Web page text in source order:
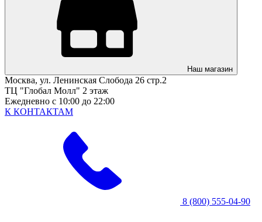
Наш магазин
Москва, ул. Ленинская Слобода 26 стр.2
ТЦ "Глобал Молл" 2 этаж
Ежедневно с 10:00 до 22:00
К КОНТАКТАМ
8 (800) 555-04-90